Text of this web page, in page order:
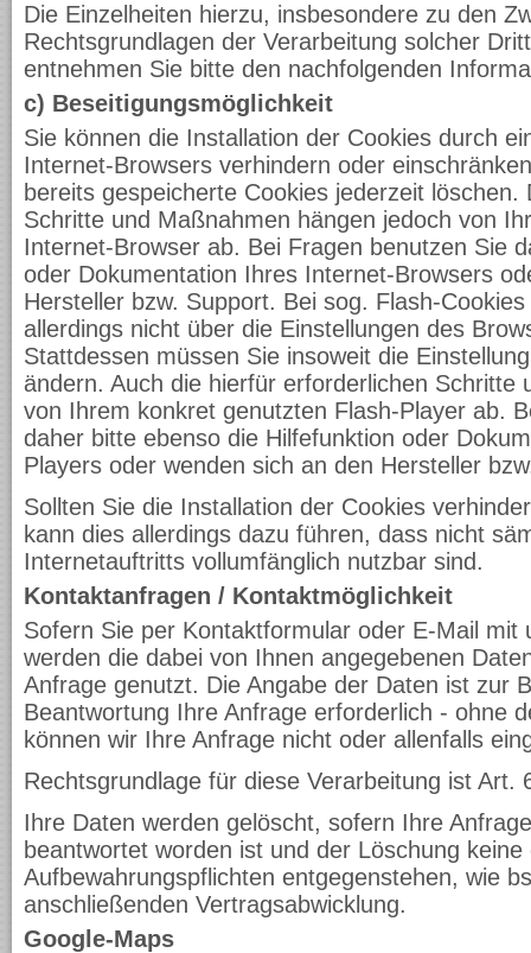
Die Einzelheiten hierzu, insbesondere zu den
Rechtsgrundlagen der Verarbeitung solcher
entnehmen Sie bitte den nachfolgenden
c) Beseitigungsmöglichkeit
Sie können die Installation der Cookies durch
Internet-Browsers verhindern oder
bereits gespeicherte Cookies jederzeit
Schritte und Maßnahmen hängen jedoch von
Internet-Browser ab. Bei Fragen benutzen Sie
oder Dokumentation Ihres Internet-Browsers
Hersteller bzw. Support. Bei sog. Flash-
allerdings nicht über die Einstellungen des
Stattdessen müssen Sie insoweit die
ändern. Auch die hierfür erforderlichen Schritte
von Ihrem konkret genutzten Flash-Player ab.
daher bitte ebenso die Hilfefunktion oder
Players oder wenden sich an den Hersteller
Sollten Sie die Installation der Cookies
kann dies allerdings dazu führen, dass nicht
Internetauftritts vollumfänglich nutzbar sind.
Kontaktanfragen / Kontaktmöglichkeit
Sofern Sie per Kontaktformular oder E-Mail mit
werden die dabei von Ihnen angegebenen
Anfrage genutzt. Die Angabe der Daten ist zur
Beantwortung Ihre Anfrage erforderlich - ohne
können wir Ihre Anfrage nicht oder allenfalls
Rechtsgrundlage für diese Verarbeitung ist Art.
Ihre Daten werden gelöscht, sofern Ihre
beantwortet worden ist und der Löschung keine
Aufbewahrungspflichten entgegenstehen, wie
anschließenden Vertragsabwicklung.
Google-Maps